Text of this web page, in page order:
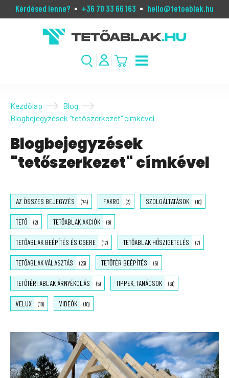
Kérdésed lenne? +36 70 33 66 163 hello@tetoablak.hu
Kezdőlap
Blog
Blogbejegyzések "tetőszerkezet" címkével
Blogbejegyzések
"tetőszerkezet" címkével
AZ ÖSSZES BEJEGYZÉS (74) FAKRO (3) SZOLGÁLTATÁSOK (10)
TETŐ (2) TETŐABLAK AKCIÓK (8)
TETŐABLAK BEÉPÍTÉS ÉS CSERE (17) TETŐABLAK HŐSZIGETELÉS (7)
TETŐABLAK VÁLASZTÁS (23) TETŐTÉR BEÉPÍTÉS (5)
TETŐTÉRI ABLAK ÁRNYÉKOLÁS (5) TIPPEK, TANÁCSOK (31)
VELUX (10) VIDEÓK (10)